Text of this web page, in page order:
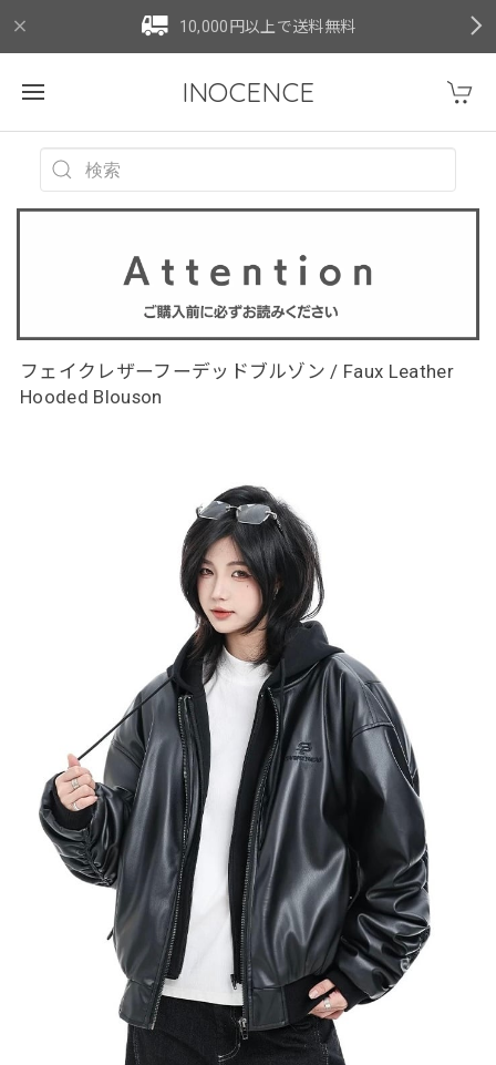
10,000円以上で送料無料
INOCENCE
フェイクレザーフーデッドブルゾン / Faux Leather
Hooded Blouson